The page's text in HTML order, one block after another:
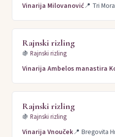
Vinarija Milovanović📍 Tri
Rajnski rizling
🍇 Rajnski rizling
Vinarija Ambelos manastira
Rajnski rizling
🍇 Rajnski rizling
Vinarija Vnouček📍 Bregovita